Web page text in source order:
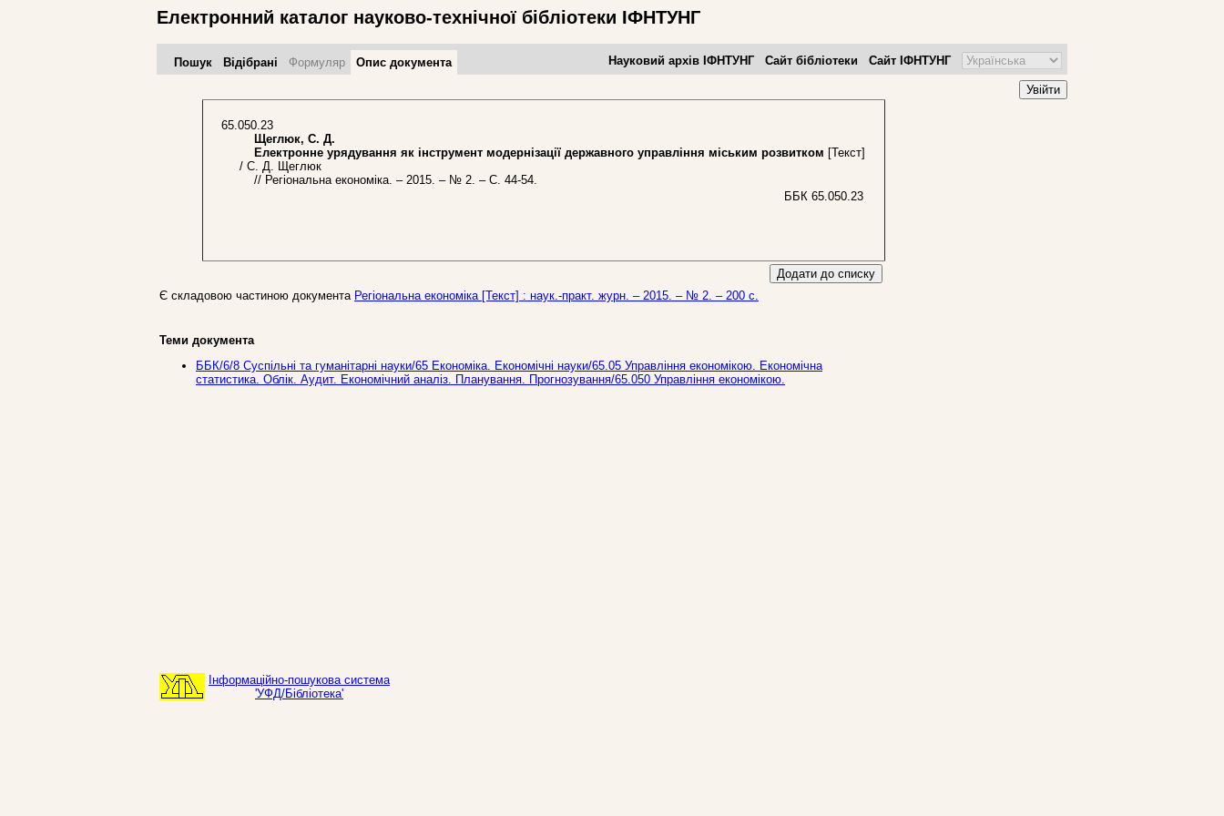
Електронний каталог науково-технічної бібліотеки ІФНТУНГ
Пошук Відібрані Формуляр Опис документа Науковий архів ІФНТУНГ Сайт бібліотеки Сайт ІФНТУНГ
Увійти
65.050.23
Щеглюк, С. Д.
Електронне урядування як інструмент модернізації державного управління міським розвитком [Текст]
/ С. Д. Щеглюк
// Регіональна економіка. – 2015. – № 2. – С. 44-54.
ББК 65.050.23
Додати до списку
Є складовою частиною документа Регіональна економіка [Текст] : наук.-практ. журн. – 2015. – № 2. – 200 c.
Теми документа
ББК/6/8 Суспільні та гуманітарні науки/65 Економіка. Економічні науки/65.05 Управління економікою. Економічна
статистика. Облік. Аудит. Економічний аналіз. Планування. Прогнозування/65.050 Управління економікою.
Інформаційно-пошукова система
'УФД/Бібліотека'